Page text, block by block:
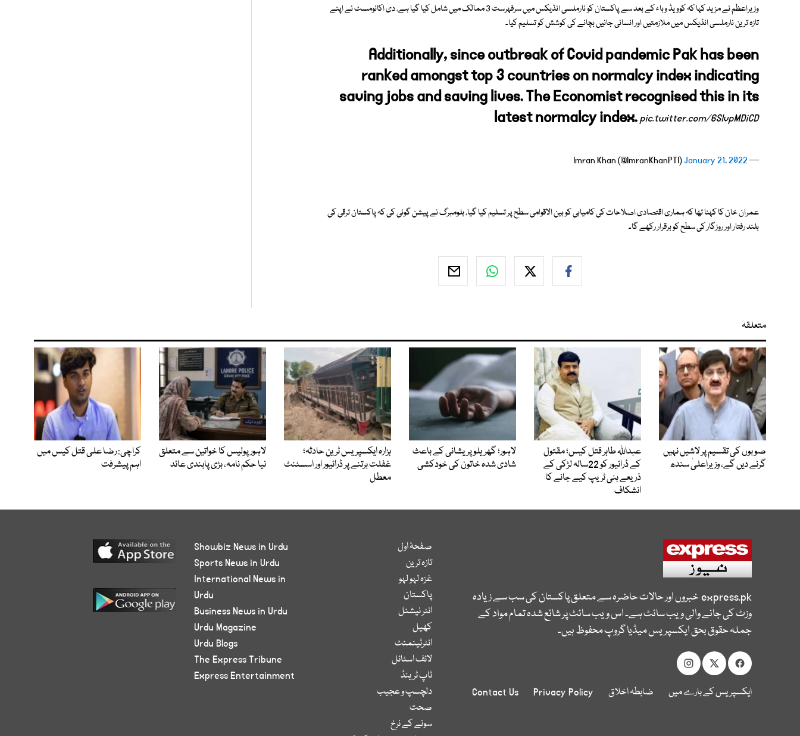
وزیراعظم نے مزید کہا کہ کوویڈ وباء کے بعد سے پاکستان کو نارملسی انڈیکس میں سرفہرست 3 ممالک میں شامل کیا گیا ہے، دی اکانومسٹ نے اپنے
تازہ ترین نارملسی انڈیکس میں ملازمتیں اور انسانی جانیں بچانے کی کوشش کو تسلیم کیا۔
Additionally, since outbreak of Covid pandemic Pak has been
ranked amongst top 3 countries on normalcy index indicating
saving jobs and saving lives. The Economist recognised this in its
latest normalcy index.pic.twitter.com/6SlvpMDiCD
— Imran Khan (@ImranKhanPTI)
January 21, 2022
عمران خان کا کہنا تھا کہ ہماری اقتصادی اصلاحات کی کامیابی کو بین الاقوامی سطح پر تسلیم کیا گیا، بلومبرگ نے پیشن گوئی کی کہ پاکستان ترقی کی
بلند رفتار اور روزگار کی سطح کو برقرار رکھے گا۔
متعلقہ
صوبوں کی تقسیم پر لاشیں نہیں
گرنے دیں گے، وزیراعلیٰ سندھ
عبداللہ طاہر قتل کیس؛ مقتول
کے ڈرائیور کو 22سالہ لڑکی کے
ذریعے ہنی ٹریپ کیے جانے کا
انشکاف
لاہور؛ گھریلو پریشانی کے باعث
شادی شدہ خاتون کی خودکشی
ہزارہ ایکسپریس ٹرین حادثہ؛
غفلت برتنے پر ڈرائیور اور اسسٹنٹ
معطل
لاہور پولیس کا خواتین سے متعلق
نیا حکم نامہ، بڑی پابندی عائد
کراچی: رضا علی قتل کیس میں
اہم پیشرفت
express.pkخبروں اور حالات حاضرہ سے متعلق پاکستان کی سب سے زیادہ
وزٹ کی جانے والی ویب سائٹ ہے۔ اس ویب سائٹ پر شائع شدہ تمام مواد کے
جملہ حقوق بحق ایکسپریس میڈیا گروپ محفوظ ہیں۔
ایکسپریس کے بارے میں ضابطہ اخلاق Privacy Policy
Contact Us
صفحۂ اول
تازہ ترین
غزہ لہو لہو
پاکستان
انٹر نیشنل
کھیل
انٹرٹینمنٹ
لائف اسٹائل
ٹاپ ٹرینڈ
دلچسپ و عجیب
صحت
سونے کے نرخ
Showbiz News in Urdu
Sports News in Urdu
International News in
Urdu
Business News in Urdu
Urdu Magazine
Urdu Blogs
The Express Tribune
Express Entertainment